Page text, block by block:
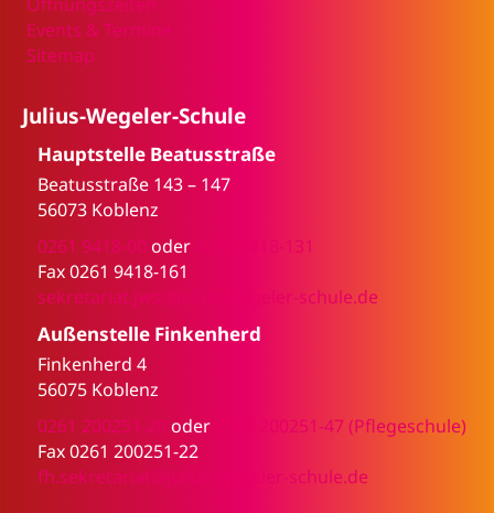
Events & Termine
Sitemap
Julius-Wegeler-Schule
Hauptstelle Beatusstraße
Beatusstraße 143 – 147
56073 Koblenz
0261 9418-00 oder
0261 9418-131
Fax 0261 9418-161
sekretariat.jws@julius-wegeler-schule.de
Außenstelle Finkenherd
Finkenherd 4
56075 Koblenz
0261 200251-20 oder
0261 200251-47 (Pflegeschule)
Fax 0261 200251-22
fh.sekretariat@julius-wegeler-schule.de